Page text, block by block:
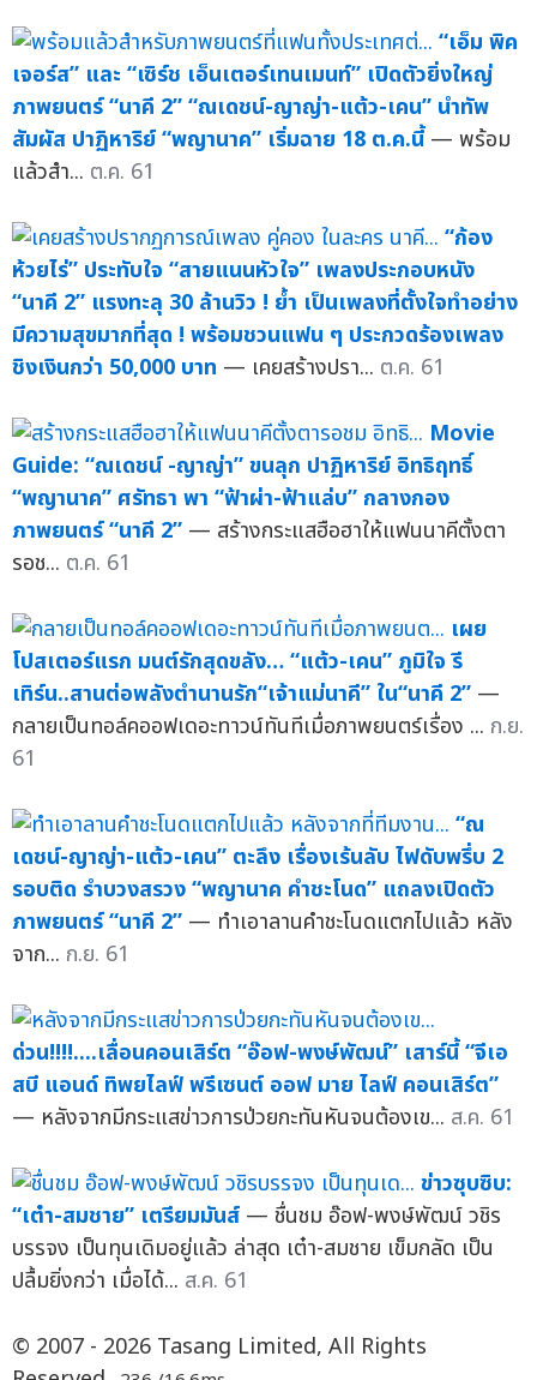
“เอ็ม พิค
เจอร์ส” และ “เซิร์ช เอ็นเตอร์เทนเมนท์” เปิดตัวยิ่งใหญ่
ภาพยนตร์ “นาคี 2” “ณเดชน์-ญาญ่า-แต้ว-เคน” นำทัพ
สัมผัส ปาฏิหาริย์ “พญานาค” เริ่มฉาย 18 ต.ค.นี้ — พร้อม
แล้วสำ... ต.ค. 61
“ก้อง
ห้วยไร่” ประทับใจ “สายแนนหัวใจ” เพลงประกอบหนัง
“นาคี 2” แรงทะลุ 30 ล้านวิว ! ย้ำ เป็นเพลงที่ตั้งใจทำอย่าง
มีความสุขมากที่สุด ! พร้อมชวนแฟน ๆ ประกวดร้องเพลง
ชิงเงินกว่า 50,000 บาท — เคยสร้างปรา... ต.ค. 61
Movie
Guide: “ณเดชน์ -ญาญ่า” ขนลุก ปาฏิหาริย์ อิทธิฤทธิ์
“พญานาค” ศรัทธา พา “ฟ้าผ่า-ฟ้าแล่บ” กลางกอง
ภาพยนตร์ “นาคี 2” — สร้างกระแสฮือฮาให้แฟนนาคีตั้งตา
รอช... ต.ค. 61
เผย
โปสเตอร์แรก มนต์รักสุดขลัง… “แต้ว-เคน” ภูมิใจ รี
เทิร์น..สานต่อพลังตำนานรัก“เจ้าแม่นาคี” ใน“นาคี 2” —
กลายเป็นทอล์คออฟเดอะทาวน์ทันทีเมื่อภาพยนตร์เรื่อง ... ก.ย.
61
“ณ
เดชน์-ญาญ่า-แต้ว-เคน” ตะลึง เรื่องเร้นลับ ไฟดับพรึ่บ 2
รอบติด รำบวงสรวง “พญานาค คำชะโนด” แถลงเปิดตัว
ภาพยนตร์ “นาคี 2” — ทำเอาลานคำชะโนดแตกไปแล้ว หลัง
จาก... ก.ย. 61
ด่วน!!!!....เลื่อนคอนเสิร์ต “อ๊อฟ-พงษ์พัฒน์” เสาร์นี้ “จีเอ
สบี แอนด์ ทิพยไลฟ์ พรีเซนต์ ออฟ มาย ไลฟ์ คอนเสิร์ต”
— หลังจากมีกระแสข่าวการป่วยกะทันหันจนต้องเข... ส.ค. 61
ข่าวซุบซิบ:
“เต๋า-สมชาย” เตรียมมันส์ — ชื่นชม อ๊อฟ-พงษ์พัฒน์ วชิร
บรรจง เป็นทุนเดิมอยู่แล้ว ล่าสุด เต๋า-สมชาย เข็มกลัด เป็น
ปลื้มยิ่งกว่า เมื่อได้... ส.ค. 61
© 2007 - 2026 Tasang Limited, All Rights